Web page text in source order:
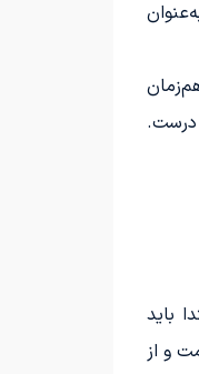
درست.
باید
و از